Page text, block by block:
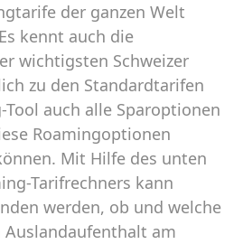
der ganzen Welt
kennt auch die
wichtigsten Schweizer
zu den Standardtarifen
auch alle Sparoptionen
Roamingoptionen
Mit Hilfe des unten
Tarifrechners kann
werden, ob und welche
am